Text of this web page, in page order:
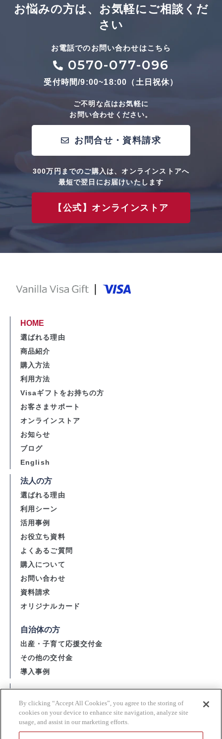
お悩みの方は、お気軽にご相談くだ
さい
お電話でのお問い合わせはこちら
0570-077-096
受付時間/9:00~18:00（土日祝休）
ご不明な点はお気軽に
お問い合わせください。
お問合せ・資料請求
300万円までのご購入は、オンラインストアへ
最短で翌日にお届けいたします
【公式】オンラインストア
HOME
選ばれる理由
商品紹介
購入方法
利用方法
Visaギフトをお持ちの方
お客さまサポート
オンラインストア
お知らせ
ブログ
English
法人の方
選ばれる理由
利用シーン
活用事例
お役立ち資料
よくあるご質問
購入について
お問い合わせ
資料請求
オリジナルカード
自治体の方
出産・子育て応援交付金
その他の交付金
導入事例
資金決済法に基づく表示
購入・利用規約 / 個人情報の取扱い
By clicking “Accept All Cookies”, you agree to the storing of
cookies on your device to enhance site navigation, analyze site
usage, and assist in our marketing efforts.